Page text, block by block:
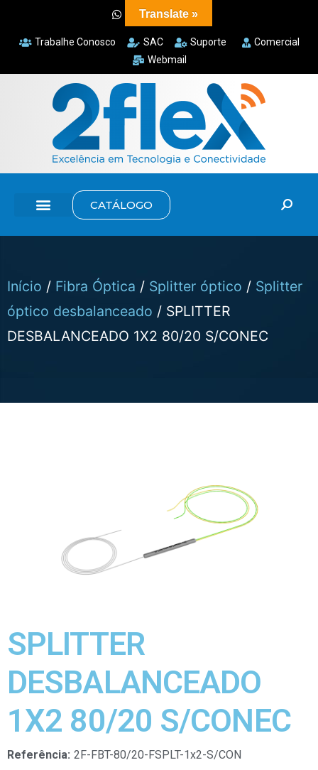
Trabalhe Conosco SAC Suporte
Comercial
Webmail
CATÁLOGO
Início / Fibra Óptica / Splitter óptico / Splitter
óptico desbalanceado / SPLITTER
DESBALANCEADO 1X2 80/20 S/CONEC
SPLITTER
DESBALANCEADO
1X2 80/20 S/CONEC
Referência: 2F-FBT-80/20-FSPLT-1x2-S/CON
Translate »